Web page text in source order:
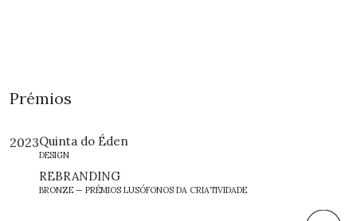
Prémios
2023Quinta do Éden
DESIGN
REBRANDING
BRONZE — PRÉMIOS LUSÓFONOS DA CRIATIVIDADE